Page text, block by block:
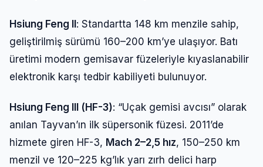
Hsiung Feng II: Standartta 148 km menzile sahip,
geliştirilmiş sürümü 160–200 km’ye ulaşıyor. Batı
üretimi modern gemisavar füzeleriyle kıyaslanabilir
elektronik karşı tedbir kabiliyeti bulunuyor.
Hsiung Feng III (HF-3): “Uçak gemisi avcısı” olarak
anılan Tayvan’ın ilk süpersonik füzesi. 2011’de
hizmete giren HF-3, Mach 2–2,5 hız, 150–250 km
menzil ve 120–225 kg’lık yarı zırh delici harp